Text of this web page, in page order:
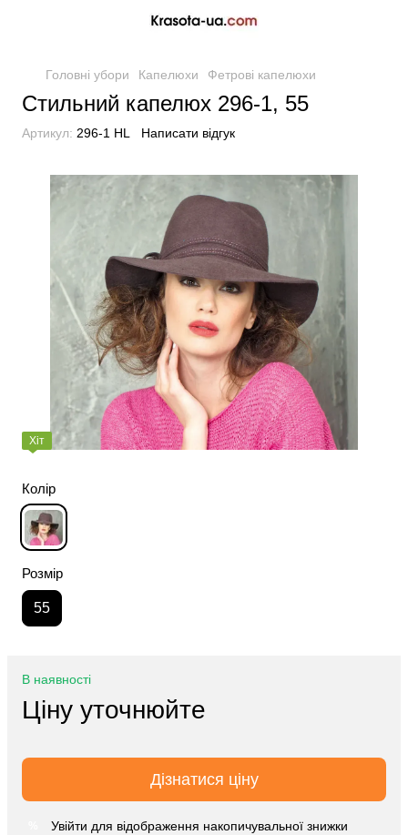
Головні убори Капелюхи Фетрові капелюхи
Стильний капелюх 296-1, 55
Артикул: 296-1 HL Написати відгук
Хіт
Колір
Розмір
55
В наявності
Ціну уточнюйте
Дізнатися ціну
Увійти для відображення накопичувальної знижки